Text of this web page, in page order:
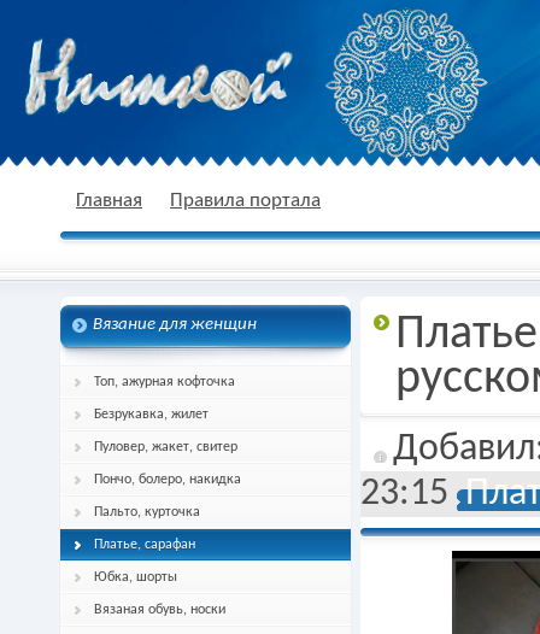
спицами, схема и описание
Главная Правила портала
Вязание для женщин
Топ, ажурная кофточка
Безрукавка, жилет
Пуловер, жакет, свитер
Пончо, болеро, накидка
Пальто, курточка
Платье, сарафан
Юбка, шорты
Вязаная обувь, носки
23:15